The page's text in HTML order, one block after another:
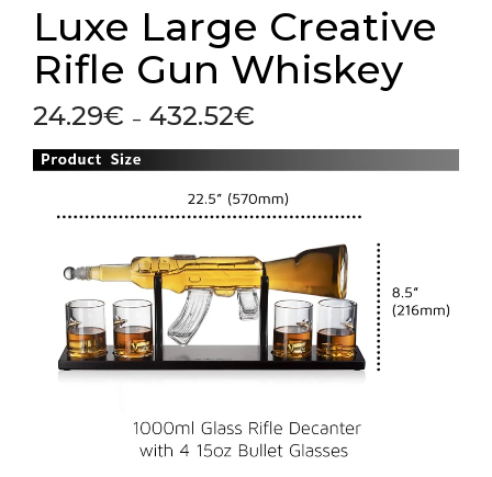
Luxe Large Creative
Rifle Gun Whiskey
24.29€ – 432.52€
24.29€
à